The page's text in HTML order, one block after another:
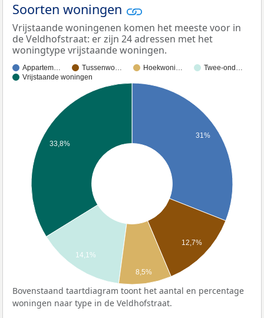
Soorten woningen
Vrijstaande woningenen komen het meeste voor in
de Veldhofstraat: er zijn 24 adressen met het
woningtype vrijstaande woningen.
Appartem… Tussenwo… Hoekwoni…
Twee-ond…
Vrijstaande woningen
31%
12,7%
33,8%
14,1%
8,5%
Bovenstaand taartdiagram toont het aantal en percentage
woningen naar type in de Veldhofstraat.